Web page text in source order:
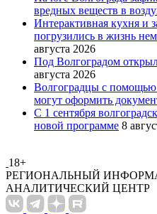
вредных веществ в
Интерактивная кухня и
погрузились в жизнь
августа 2026
Под Волгоградом
августа 2026
Волгоградцы с помощью
могут оформить
С 1 сентября
новой программе 8
18+
РЕГИОНАЛЬНЫЙ
АНАЛИТИЧЕСКИЙ ЦЕНТР